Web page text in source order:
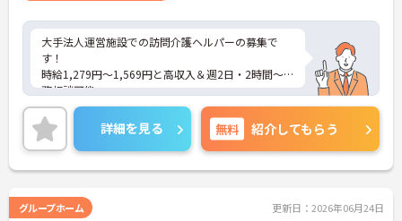
大手法人運営施設での訪問介護ヘルパーの募集で
す！
時給1,279円～1,569円と高収入＆週2日・2時間～勤
務相談可能。
未経験の方も働きやすい環境です。育児・介護休業
実績もあり、長く安心して働けます♪ご興味がある
方は、ご面接のポイントをお伝えしますので、お気
軽にお問い合わせください。
詳細を見る 無料 紹介してもらう
グループホーム 更新日：2026年06月24日